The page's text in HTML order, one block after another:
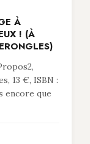
À
! (À
13 €, ISBN :
encore que